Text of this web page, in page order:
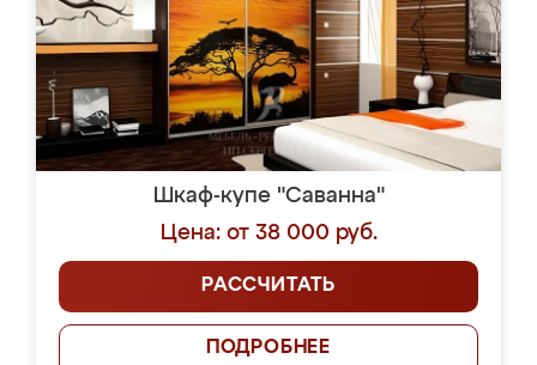
Шкаф-купе "Саванна"
Цена: от 38 000 руб.
РАССЧИТАТЬ
ПОДРОБНЕЕ